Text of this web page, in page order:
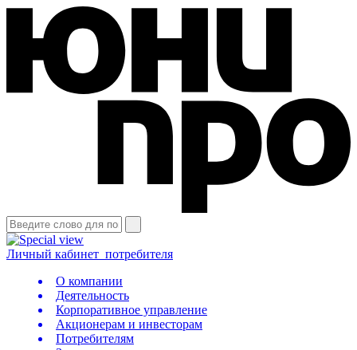
Личный кабинет потребителя
О компании
Деятельность
Корпоративное управление
Акционерам и инвесторам
Потребителям